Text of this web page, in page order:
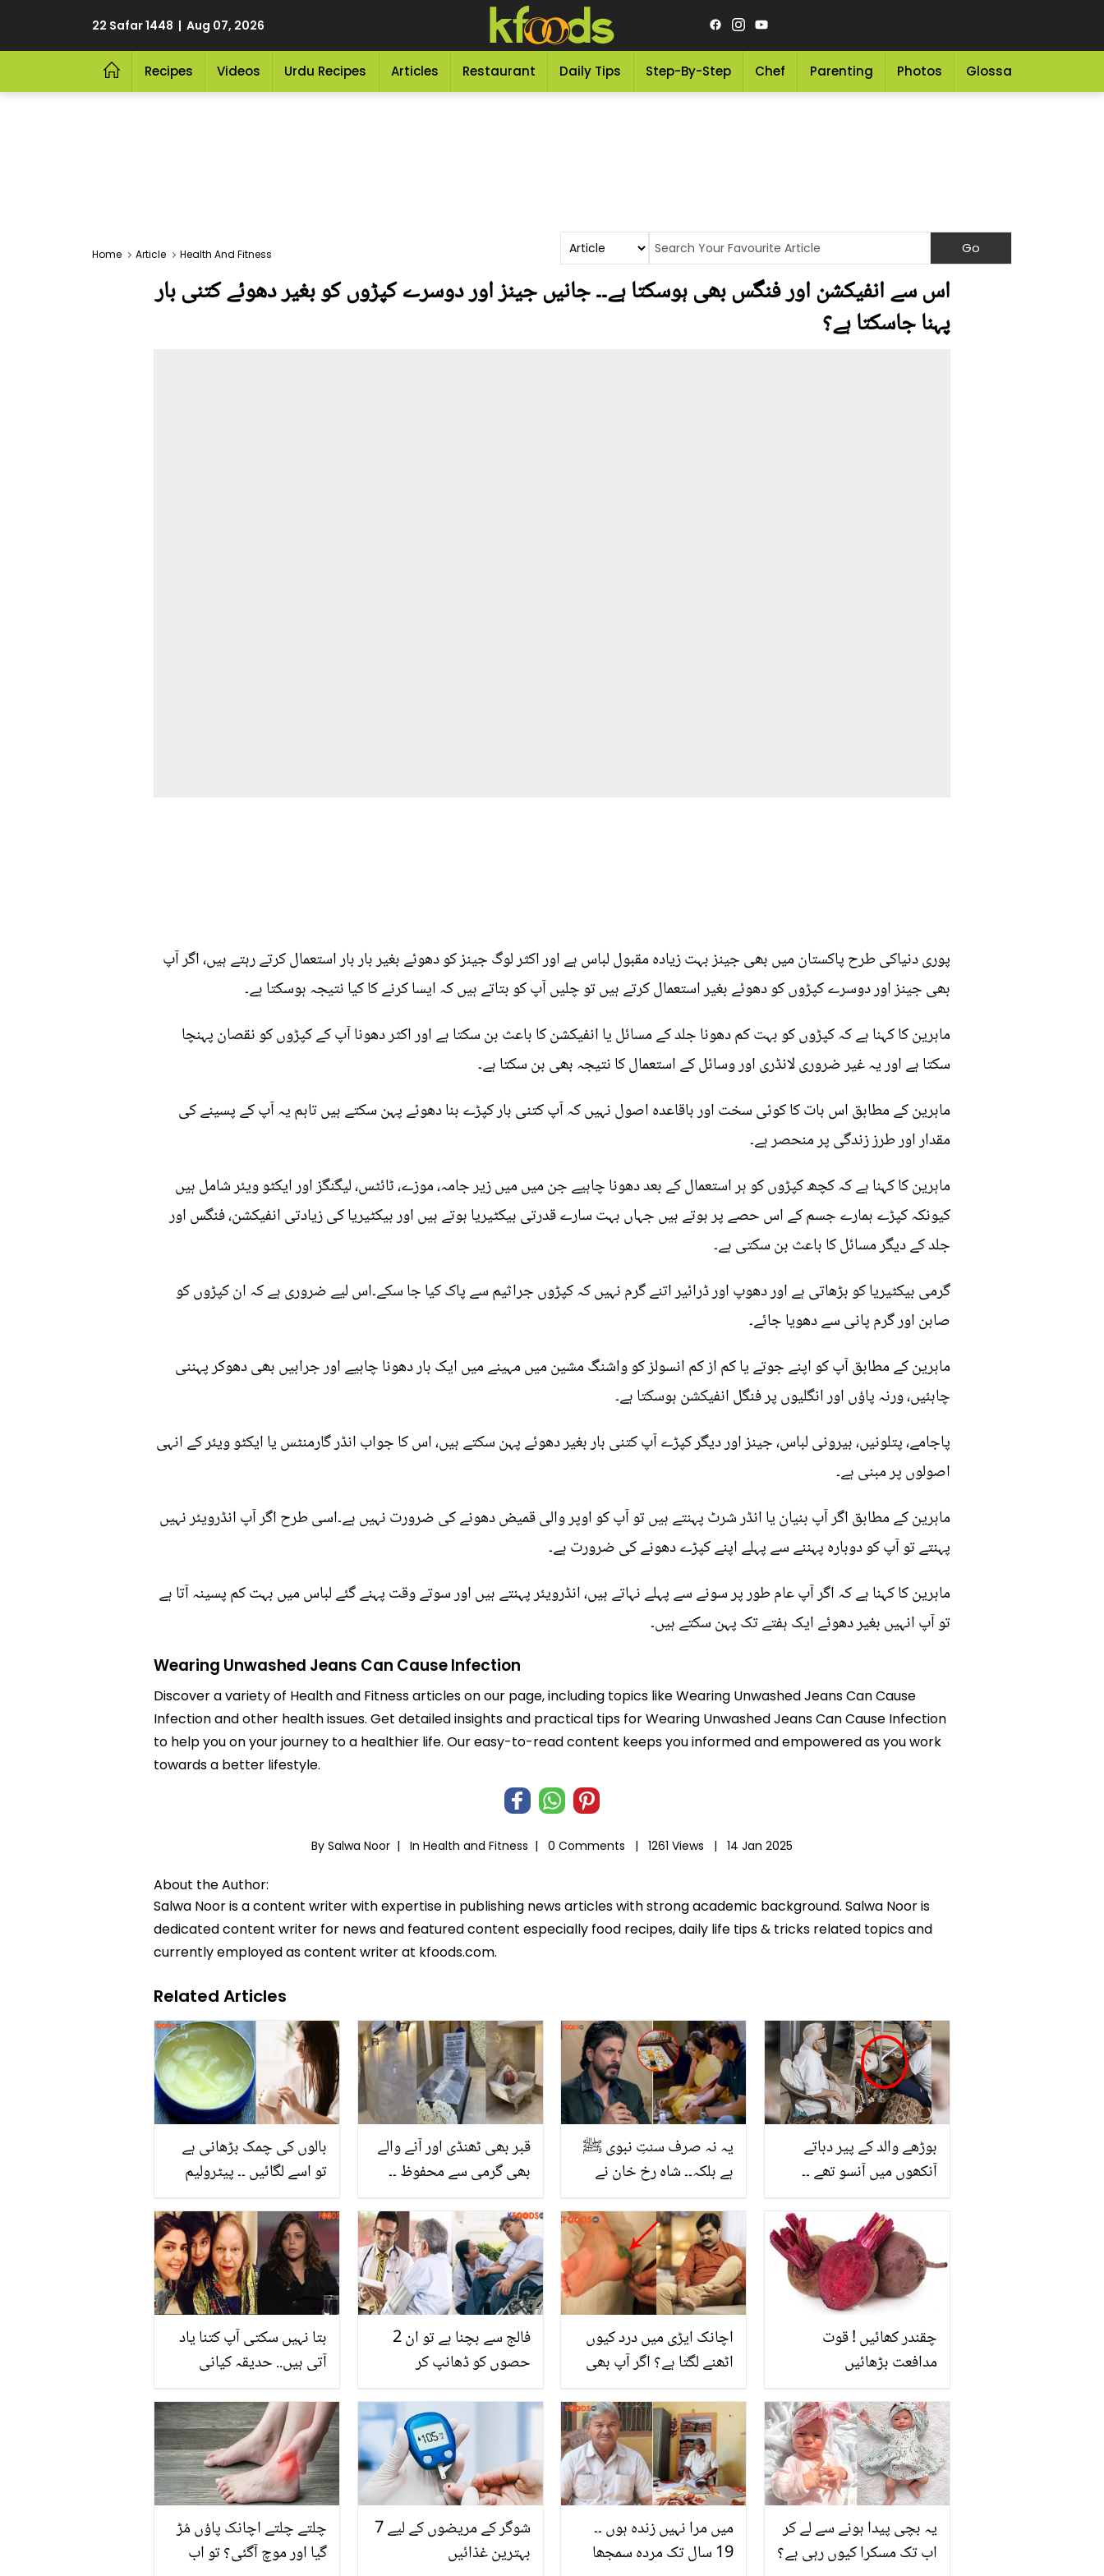
22 Safar 1448 | Aug 07, 2026
Recipes Videos Urdu Recipes Articles Restaurant Daily Tips Step-By-Step Chef Parenting Photos Glossary
Home Article Health And Fitness
اس سے انفیکشن اور فنگس بھی ہوسکتا ہے۔۔ جانیں جینز اور دوسرے کپڑوں کو بغیر دھوئے کتنی بار
پہنا جاسکتا ہے؟
پوری دنیاکی طرح پاکستان میں بھی جینز بہت زیادہ مقبول لباس ہے اور اکثر لوگ جینز کو دھوئے بغیر بار بار استعمال کرتے رہتے ہیں، اگر آپ
بھی جینز اور دوسرے کپڑوں کو دھوئے بغیر استعمال کرتے ہیں تو چلیں آپ کو بتاتے ہیں کہ ایسا کرنے کا کیا نتیجہ ہوسکتا ہے۔
ماہرین کا کہنا ہے کہ کپڑوں کو بہت کم دھونا جلد کے مسائل یا انفیکشن کا باعث بن سکتا ہے اور اکثر دھونا آپ کے کپڑوں کو نقصان پہنچا
سکتا ہے اور یہ غیر ضروری لانڈری اور وسائل کے استعمال کا نتیجہ بھی بن سکتا ہے۔
ماہرین کے مطابق اس بات کا کوئی سخت اور باقاعدہ اصول نہیں کہ آپ کتنی بار کپڑے بنا دھوئے پہن سکتے ہیں تاہم یہ آپ کے پسینے کی
مقدار اور طرز زندگی پر منحصر ہے۔
ماہرین کا کہنا ہے کہ کچھ کپڑوں کو ہر استعمال کے بعد دھونا چاہیے جن میں میں زیر جامہ، موزے، ٹائٹس، لیگنگز اور ایکٹو ویئر شامل ہیں
کیونکہ کپڑے ہمارے جسم کے اس حصے پر ہوتے ہیں جہاں بہت سارے قدرتی بیکٹیریا ہوتے ہیں اور بیکٹیریا کی زیادتی انفیکشن، فنگس اور
جلد کے دیگر مسائل کا باعث بن سکتی ہے۔
گرمی بیکٹیریا کو بڑھاتی ہے اور دھوپ اور ڈرائیر اتنے گرم نہیں کہ کپڑوں جراثیم سے پاک کیا جا سکے۔اس لیے ضروری ہے کہ ان کپڑوں کو
صابن اور گرم پانی سے دھویا جائے۔
ماہرین کے مطابق آپ کو اپنے جوتے یا کم از کم انسولز کو واشنگ مشین میں مہینے میں ایک بار دھونا چاہیے اور جرابیں بھی دھوکر پہننی
چاہئیں، ورنہ پاؤں اور انگلیوں پر فنگل انفیکشن ہوسکتا ہے۔
پاجامے، پتلونیں، بیرونی لباس، جینز اور دیگر کپڑے آپ کتنی بار بغیر دھوئے پہن سکتے ہیں، اس کا جواب انڈر گارمنٹس یا ایکٹو ویئر کے انہی
اصولوں پر مبنی ہے۔
ماہرین کے مطابق اگر آپ بنیان یا انڈر شرٹ پہنتے ہیں تو آپ کو اوپر والی قمیض دھونے کی ضرورت نہیں ہے۔اسی طرح اگر آپ انڈرویئر نہیں
پہنتے تو آپ کو دوبارہ پہننے سے پہلے اپنے کپڑے دھونے کی ضرورت ہے۔
ماہرین کا کہنا ہے کہ اگر آپ عام طور پر سونے سے پہلے نہاتے ہیں، انڈرویئر پہنتے ہیں اور سوتے وقت پہنے گئے لباس میں بہت کم پسینہ آتا ہے
تو آپ انہیں بغیر دھوئے ایک ہفتے تک پہن سکتے ہیں۔
Wearing Unwashed Jeans Can Cause Infection
Discover a variety of Health and Fitness articles on our page, including topics like Wearing Unwashed Jeans Can Cause
Infection and other health issues. Get detailed insights and practical tips for Wearing Unwashed Jeans Can Cause Infection
to help you on your journey to a healthier life. Our easy-to-read content keeps you informed and empowered as you work
towards a better lifestyle.
By Salwa Noor | In Health and Fitness | 0 Comments | 1261 Views | 14 Jan 2025
About the Author:
Salwa Noor is a content writer with expertise in publishing news articles with strong academic background. Salwa Noor is
dedicated content writer for news and featured content especially food recipes, daily life tips & tricks related topics and
currently employed as content writer at kfoods.com.
Related Articles
بالوں کی چمک بڑھانی ہے
تو اسے لگائیں ۔۔ پیٹرولیم
لیے استعمال کیا جا سکتا
ہے؟ حیران کردینے والے
فائدے جانئے
قبر بھی ٹھنڈی اور آنے والے
بھی گرمی سے محفوظ ۔۔
محل جیسی ہے، دیکھیے
یہ نہ صرف سنتِ نبوی ﷺ
ہے بلکہ۔۔ شاہ رخ خان نے
پر کیا بولا؟ ویڈیو نے
صارفین کے دل جیت لیئے
بوڑھے والد کے پیر دباتے
آنکھوں میں آنسو تھے ۔۔
خدمت کرتے ہوئے ویڈیو
شئیر کردی، کیا پیغام لکھا؟
بتا نہیں سکتی آپ کتنا یاد
آتی ہیں.. حدیقہ کیانی
کے دن انھیں یاد کر کے
جذباتی ہوگئیں
فالج سے بچنا ہے تو ان 2
حصوں کو ڈھانپ کر
بچنے کے لیے ڈاکٹر کے
اچانک ایڑی میں درد کیوں
اٹھنے لگتا ہے؟ اگر آپ بھی
جانیں درد کو کم کرنے کے
گھریلو مگر کارآمد ٹوٹکے
چقندر کھائیں ! قوت
مدافعت بڑھائیں
چلتے چلتے اچانک پاؤں مُڑ
گیا اور موچ آگئی؟ تو اب
شوگر کے مریضوں کے لیے 7
بہترین غذائیں
میں مرا نہیں زندہ ہوں ۔۔
19 سال تک مردہ سمجھا
یہ بچی پیدا ہونے سے لے کر
اب تک مسکرا کیوں رہی ہے؟